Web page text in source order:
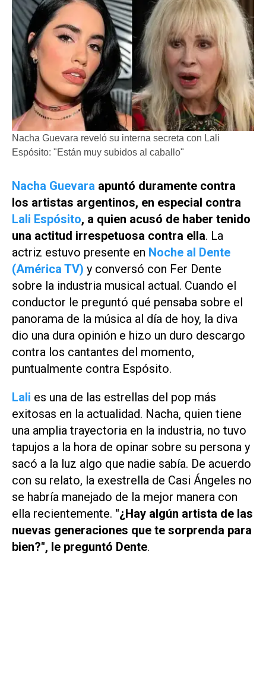
Nacha Guevara reveló su interna secreta con Lali
Espósito: "Están muy subidos al caballo"
Nacha Guevara apuntó duramente contra
los artistas argentinos, en especial contra
Lali Espósito, a quien acusó de haber tenido
una actitud irrespetuosa contra ella. La
actriz estuvo presente en Noche al Dente
(América TV) y conversó con Fer Dente
sobre la industria musical actual. Cuando el
conductor le preguntó qué pensaba sobre el
panorama de la música al día de hoy, la diva
dio una dura opinión e hizo un duro descargo
contra los cantantes del momento,
puntualmente contra Espósito.
Lali es una de las estrellas del pop más
exitosas en la actualidad. Nacha, quien tiene
una amplia trayectoria en la industria, no tuvo
tapujos a la hora de opinar sobre su persona y
sacó a la luz algo que nadie sabía. De acuerdo
con su relato, la exestrella de Casi Ángeles no
se habría manejado de la mejor manera con
ella recientemente. "¿Hay algún artista de las
nuevas generaciones que te sorprenda para
bien?", le preguntó Dente.